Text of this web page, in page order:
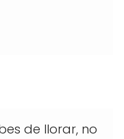
de llorar, no